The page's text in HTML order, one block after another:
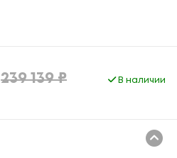
239 139 ₽ В наличии